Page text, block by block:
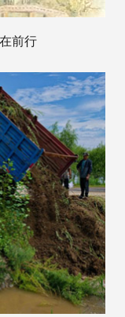
前行